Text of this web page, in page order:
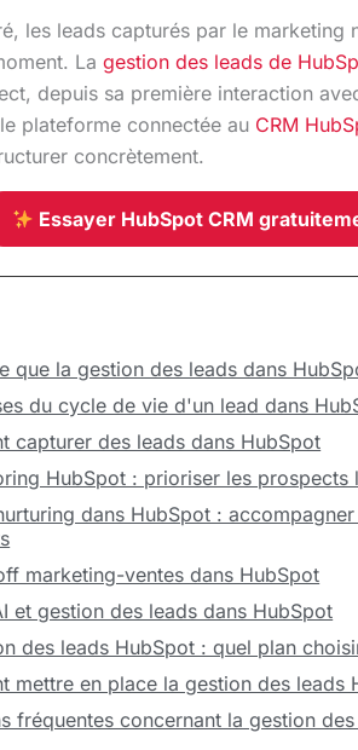
les leads capturés par le marketing
La gestion des leads de
depuis sa première interaction
plateforme connectée au CRM
concrètement.
Essayer HubSpot CRM
que la gestion des leads dans
du cycle de vie d'un lead dans
capturer des leads dans HubSpot
HubSpot : prioriser les prospects
dans HubSpot :
marketing-ventes dans HubSpot
et gestion des leads dans HubSpot
des leads HubSpot : quel plan
mettre en place la gestion des leads
fréquentes concernant la gestion